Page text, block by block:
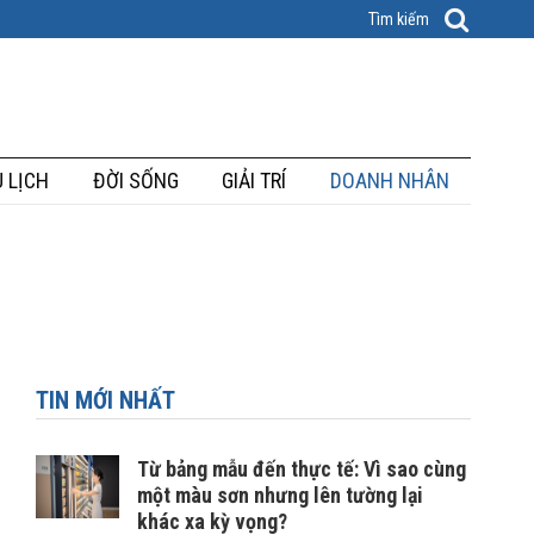
LỊCH ĐỜI SỐNG GIẢI TRÍ DOANH NHÂN
TIN MỚI NHẤT
Từ bảng mẫu đến thực tế: Vì sao cùng
một màu sơn nhưng lên tường lại
khác xa kỳ vọng?